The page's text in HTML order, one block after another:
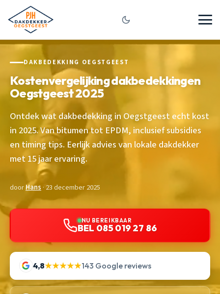
DAKBEDEKKING OEGSTGEEST
Kostenvergelijking dakbedekkingen
Oegstgeest 2025
Ontdek wat dakbedekking in Oegstgeest echt kost
in 2025. Van bitumen tot EPDM, inclusief subsidies
en timing tips. Eerlijk advies van lokale dakdekker
met 15 jaar ervaring.
doorHans · 23 december 2025
NU BEREIKBAAR
BEL 085 019 27 86
4,8★★★★★143 Google reviews